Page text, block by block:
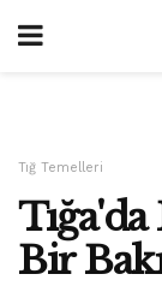
Tığ Temelleri
Bir